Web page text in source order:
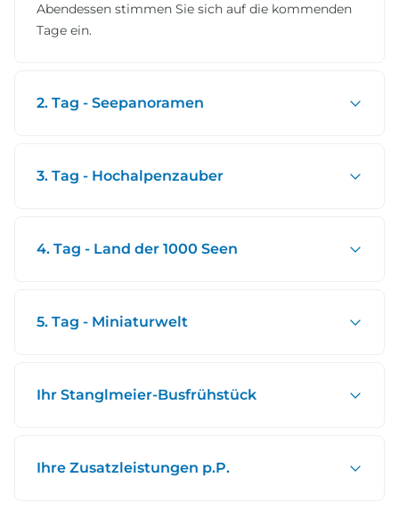
Abendessen stimmen Sie sich auf die kommenden
Tage ein.
2. Tag - Seepanoramen
3. Tag - Hochalpenzauber
4. Tag - Land der 1000 Seen
5. Tag - Miniaturwelt
Ihr Stanglmeier-Busfrühstück
Ihre Zusatzleistungen p.P.